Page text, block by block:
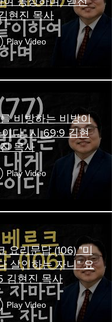
현진 목사
Play Video
비방하는 비방이
다" 시 69:9 김현
진 목사
Play Video
요리문답 (106) "미
살인하는 자니" 요
김현진 목사
Play Video